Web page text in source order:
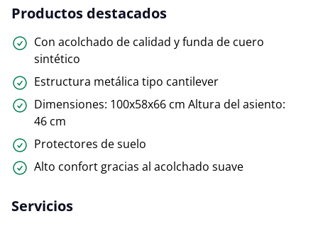
Productos destacados
Con acolchado de calidad y funda de cuero
sintético
Estructura metálica tipo cantilever
Dimensiones: 100x58x66 cm Altura del asiento:
46 cm
Protectores de suelo
Alto confort gracias al acolchado suave
Servicios